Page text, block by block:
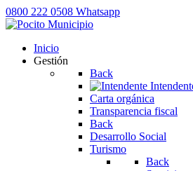
0800 222 0508 Whatsapp
Inicio
Gestión
Back
Carta orgánica
Transparencia fiscal
Back
Desarrollo Social
Turismo
Back